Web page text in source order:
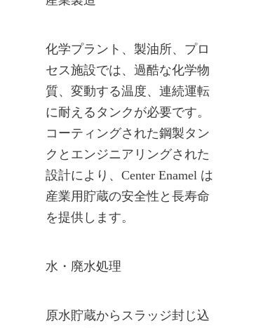
化学プラント、製油所、プロ
セス施設では、過酷な化学物
質、変動する温度、連続運転
に耐えるタンクが必要です。
コーティングされた鋼製タン
クとエンジニアリングされた
設計により、Center Enamel は
産業用貯蔵の安全性と長寿命
を提供します。
水・廃水処理
原水貯蔵からスラッジ封じ込